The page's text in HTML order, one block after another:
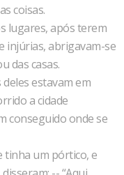
coisas.
lugares, após terem
injúrias, abrigavam-se
das casas.
estavam em
a cidade
conseguido onde se
tinha um pórtico, e